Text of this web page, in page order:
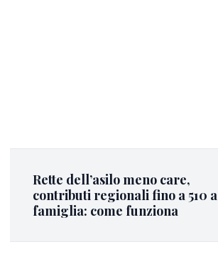
Rette dell’asilo meno care,
contributi regionali fino a 510 a
famiglia: come funziona